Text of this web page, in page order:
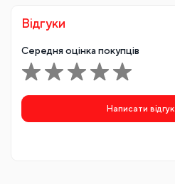
Відгуки
Середня оцінка покупців
Написати відгук